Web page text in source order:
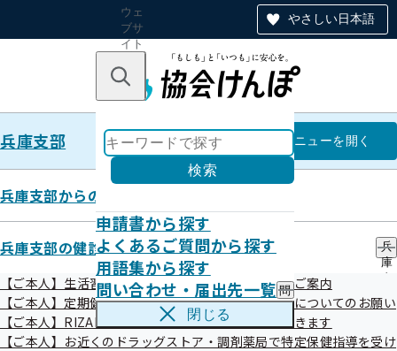
やさしい日本語
ウェ
ブサ
イト
のナ
ン
キーワードで探す
検索
申請書から探す
よくあるご質問から探す
用語集から探す
問い合わせ・届出先一覧 問
い
わ
閉じる
兵庫支部 兵庫支部
メニューを開く
兵庫支部からのお知らせ
兵庫支部の健診・保健指導のご案内
兵
庫
の
診
【ご本人】生活習慣病予防健診・人間ドック健診のご案内
【ご本人】定期健康診断（事業者健診）結果の提供についてのお願い
【ご本人】RIZAPで特定保健指導を受けることができます
【ご本人】お近くのドラッグストア・調剤薬局で特定保健指導を受け
【ご本人】生活習慣病予防健診・
人間ドック健診のご案内